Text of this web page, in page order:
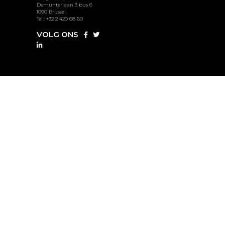
Demunterlaan 3 bus 6
1090 Brussel
Tel.: +32 2 420 68 60
VOLG ONS